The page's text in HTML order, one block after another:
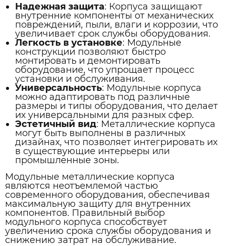
Надежная защита: Корпуса защищают
внутренние компоненты от механических
повреждений, пыли, влаги и коррозии, что
увеличивает срок службы оборудования.
Легкость в установке: Модульные
конструкции позволяют быстро
монтировать и демонтировать
оборудование, что упрощает процесс
установки и обслуживания.
Универсальность: Модульные корпуса
можно адаптировать под различные
размеры и типы оборудования, что делает
их универсальными для разных сфер.
Эстетичный вид: Металлические корпуса
могут быть выполнены в различных
дизайнах, что позволяет интегрировать их
в существующие интерьеры или
промышленные зоны.
Модульные металлические корпуса
являются неотъемлемой частью
современного оборудования, обеспечивая
максимальную защиту для внутренних
компонентов. Правильный выбор
модульного корпуса способствует
увеличению срока службы оборудования и
снижению затрат на обслуживание.